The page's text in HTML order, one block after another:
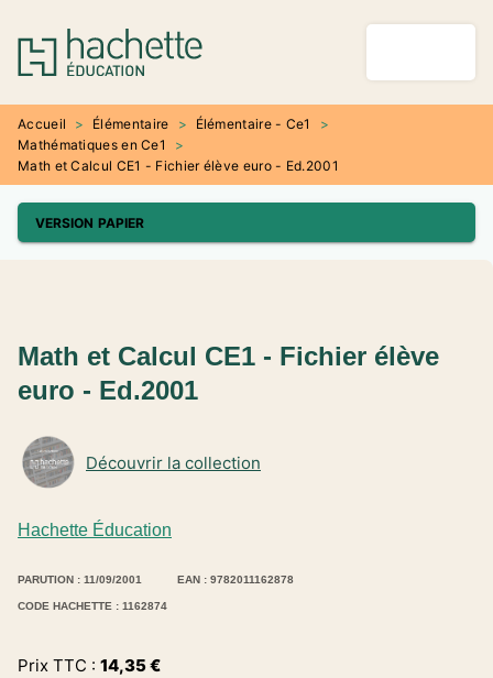
MENU RECHERCHE
PIED DE PAGE
Accueil > Élémentaire > Élémentaire - Ce1
>
Mathématiques en Ce1
>
Math et Calcul CE1 - Fichier élève euro - Ed.2001
VERSION PAPIER
Hachette Éducation
Découvrir la collection
Math et Calcul CE1 - Fichier élève
euro - Ed.2001
PARUTION : 11/09/2001 EAN : 9782011162878
CODE HACHETTE : 1162874
Prix TTC : 14,35€